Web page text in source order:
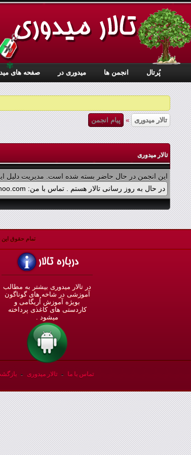
پُرتال انجمن ها ميدوری در صفحه های
تالار میدوری » پیام انجمن
تالار میدوری
این انجمن در حال حاضر بسته شده است. مدیریت دلیل
در حال به روز رسانی تالار هستم . تماس با من: midorinco@yahoo.com تماس از طریق واتس اپ (آیکون سمت چپ - بالای تالار) در پرداخت پولی برنامه ها اشکالی پیش آمده که در حال بازنویسی آن هستم .
تمام حقوق
در تالار میدوری بيشتر به مطالب
آموزشی در شاخه های گوناگون
بویژه آموزش اُريگامی و
کاردستی های کاغذی پرداخته
ميشود .
تماس با ما - تالار میدوری -
✾